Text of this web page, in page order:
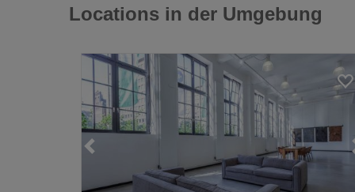
Locations in der Umgebung